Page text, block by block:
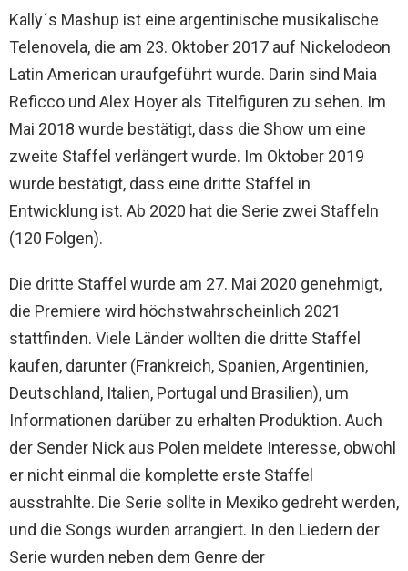
ce
b
o
o
k
ail at
s
A
p
p
er
es
t
tt
er
e
n
Kally´s Mashup ist eine argentinische musikalische
Telenovela, die am 23. Oktober 2017 auf Nickelodeon
Latin American uraufgeführt wurde. Darin sind Maia
Reficco und Alex Hoyer als Titelfiguren zu sehen. Im
Mai 2018 wurde bestätigt, dass die Show um eine
zweite Staffel verlängert wurde. Im Oktober 2019
wurde bestätigt, dass eine dritte Staffel in
Entwicklung ist. Ab 2020 hat die Serie zwei Staffeln
(120 Folgen).
Die dritte Staffel wurde am 27. Mai 2020 genehmigt,
die Premiere wird höchstwahrscheinlich 2021
stattfinden. Viele Länder wollten die dritte Staffel
kaufen, darunter (Frankreich, Spanien, Argentinien,
Deutschland, Italien, Portugal und Brasilien), um
Informationen darüber zu erhalten Produktion. Auch
der Sender Nick aus Polen meldete Interesse, obwohl
er nicht einmal die komplette erste Staffel
ausstrahlte. Die Serie sollte in Mexiko gedreht werden,
und die Songs wurden arrangiert. In den Liedern der
Serie wurden neben dem Genre der